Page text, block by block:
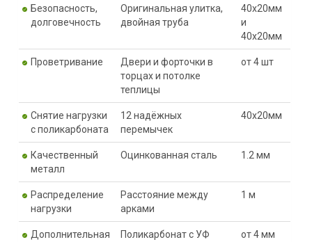
Безопасность,
долговечность
Оригинальная улитка,
двойная труба
40х20мм
и
40х20мм
Проветривание
Двери и форточки в
торцах и потолке
теплицы
от 4 шт
Снятие нагрузки
с поликарбоната
12 надёжных
перемычек
40х20мм
Качественный
металл
Оцинкованная сталь 1.2 мм
Распределение
нагрузки
Расстояние между
арками
1 м
Дополнительная
Поликарбонат с УФ
от 4 мм